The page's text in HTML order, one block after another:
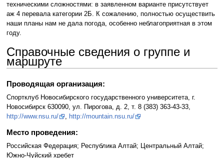
техническими сложностями: в заявленном варианте присутствует
аж 4 перевала категории 2Б. К сожалению, полностью осуществить
наши планы нам не дала погода, особенно неблагоприятная в этом
году.
Справочные сведения о группе и
маршруте
Проводящая организация:
Спортклуб Новосибирского государственного университета, г.
Новосибирск 630090, ул. Пирогова, д. 2, т. 8 (383) 363-43-33,
http://www.nsu.ru/
http://mountain.nsu.ru/
Место проведения:
Российская Федерация; Республика Алтай; Центральный Алтай;
Южно-Чуйский хребет